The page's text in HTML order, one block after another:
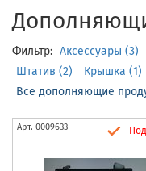
Фильтр: Аксессуары (3)
Штатив (2)
Крышка (1)
Все дополняющие
Арт. 0009633